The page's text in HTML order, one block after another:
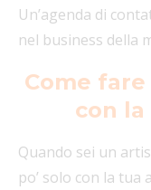
Un’agenda di
nel business della
Come
con
Quando sei un
po’ solo con la